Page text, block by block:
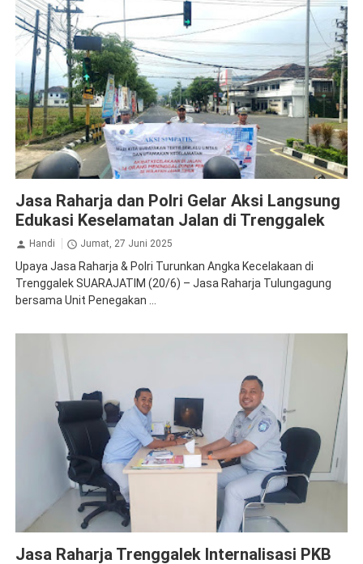
Jasa Raharja dan Polri Gelar Aksi Langsung
Edukasi Keselamatan Jalan di Trenggalek
Handi Jumat, 27 Juni 2025
Upaya Jasa Raharja & Polri Turunkan Angka Kecelakaan di
Trenggalek SUARAJATIM (20/6) – Jasa Raharja Tulungagung
bersama Unit Penegakan ...
Jasa Raharja Trenggalek Internalisasi PKB